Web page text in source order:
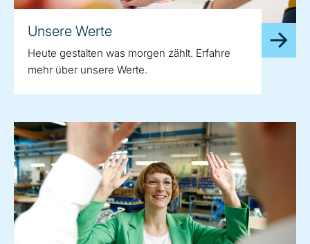
Unsere Werte
Heute gestalten was morgen zählt. Erfahre
mehr über unsere Werte.